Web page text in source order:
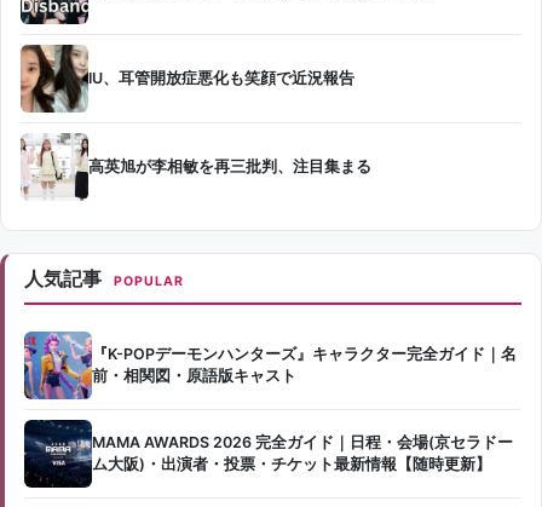
IU、耳管開放症悪化も笑顔で近況報告
高英旭が李相敏を再三批判、注目集まる
人気記事 POPULAR
『K-POPデーモンハンターズ』キャラクター完全ガイド｜名
前・相関図・原語版キャスト
MAMA AWARDS 2026 完全ガイド｜日程・会場(京セラドー
ム大阪)・出演者・投票・チケット最新情報【随時更新】